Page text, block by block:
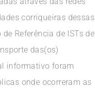
corriqueiras dessas
Referência de ISTs de
das(os)
informativo foram
onde ocorreram as